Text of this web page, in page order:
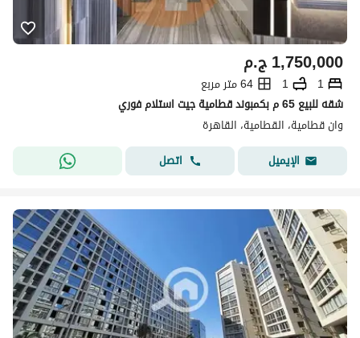
ج.م1,750,000
1
1
64 متر مربع
شقه للبيع 65 م بكمبوند قطامية جيت استلام فوري
وان قطامية، القطامية، القاهرة
الإيميل
اتصل